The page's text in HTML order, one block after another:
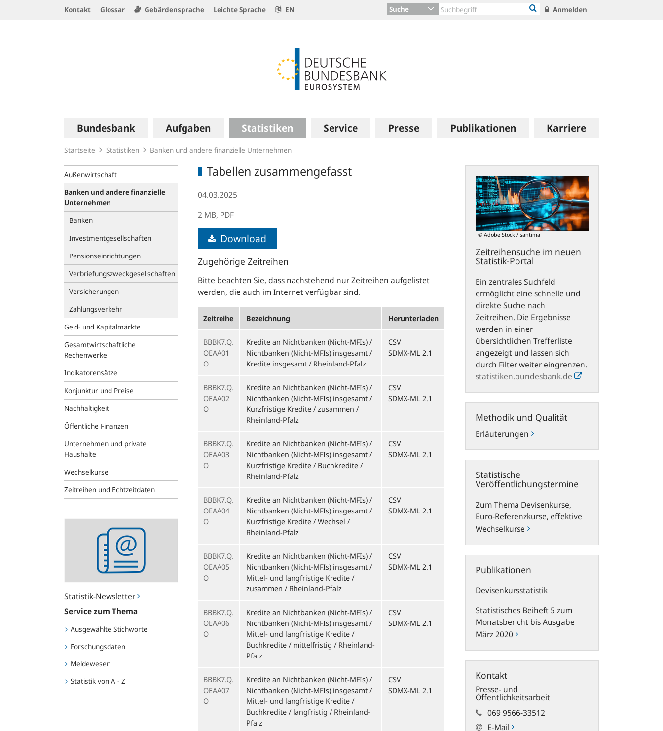
Kontakt Glossar Gebärdensprache Leichte Sprache EN Suche Anmelden
Hauptnavigation
Bundesbank Aufgaben Statistiken Service Presse Publikationen Karriere
Startseite Statistiken Banken und andere finanzielle Unternehmen
Außenwirtschaft
Banken und andere finanzielle
Unternehmen
Banken
Investmentgesellschaften
Pensionseinrichtungen
Verbriefungszweckgesellschaften
Versicherungen
Zahlungsverkehr
Geld- und Kapitalmärkte
Gesamtwirtschaftliche
Rechenwerke
Indikatorensätze
Konjunktur und Preise
Nachhaltigkeit
Öffentliche Finanzen
Unternehmen und private
Haushalte
Wechselkurse
Zeitreihen und Echtzeitdaten
Statistik-Newsletter
Newsletter
Service zum Thema
Ausgewählte Stichworte
Forschungsdaten
Meldewesen
Statistik von A - Z
Tabellen zusammengefasst
04.03.2025
2 MB, PDF
Download
Zugehörige Zeitreihen
Bitte beachten Sie, dass nachstehend nur Zeitreihen aufgelistet
werden, die auch im Internet verfügbar sind.
Zeitreihe Bezeichnung Herunterladen
BBBK7.Q.
OEAA01
O
Kredite an Nichtbanken (Nicht-MFIs) /
Nichtbanken (Nicht-MFIs) insgesamt /
Kredite insgesamt / Rheinland-Pfalz
CSV
SDMX-ML 2.1
BBBK7.Q.
OEAA02
O
Kredite an Nichtbanken (Nicht-MFIs) /
Nichtbanken (Nicht-MFIs) insgesamt /
Kurzfristige Kredite / zusammen /
Rheinland-Pfalz
CSV
SDMX-ML 2.1
BBBK7.Q.
OEAA03
O
Kredite an Nichtbanken (Nicht-MFIs) /
Nichtbanken (Nicht-MFIs) insgesamt /
Kurzfristige Kredite / Buchkredite /
Rheinland-Pfalz
CSV
SDMX-ML 2.1
BBBK7.Q.
OEAA04
O
Kredite an Nichtbanken (Nicht-MFIs) /
Nichtbanken (Nicht-MFIs) insgesamt /
Kurzfristige Kredite / Wechsel /
Rheinland-Pfalz
CSV
SDMX-ML 2.1
BBBK7.Q.
OEAA05
O
Kredite an Nichtbanken (Nicht-MFIs) /
Nichtbanken (Nicht-MFIs) insgesamt /
Mittel- und langfristige Kredite /
zusammen / Rheinland-Pfalz
CSV
SDMX-ML 2.1
BBBK7.Q.
OEAA06
O
Kredite an Nichtbanken (Nicht-MFIs) /
Nichtbanken (Nicht-MFIs) insgesamt /
Mittel- und langfristige Kredite /
Buchkredite / mittelfristig / Rheinland-
Pfalz
CSV
SDMX-ML 2.1
BBBK7.Q.
OEAA07
O
Kredite an Nichtbanken (Nicht-MFIs) /
Nichtbanken (Nicht-MFIs) insgesamt /
Mittel- und langfristige Kredite /
Buchkredite / langfristig / Rheinland-
Pfalz
CSV
SDMX-ML 2.1
© Adobe Stock / santima
Zeitreihensuche im neuen
Statistik-Portal
Ein zentrales Suchfeld
ermöglicht eine schnelle und
direkte Suche nach
Zeitreihen. Die Ergebnisse
werden in einer
übersichtlichen Trefferliste
angezeigt und lassen sich
durch Filter weiter eingrenzen.
statistiken.bundesbank.de
Methodik und Qualität
Erläuterungen
und
Qualität
Statistische
Veröffentlichungstermine
Zum Thema Devisenkurse,
Euro-Referenzkurse, effektive
Wechselkurse
Veröffentlichungstermine
Publikationen
Devisenkursstatistik
Statistisches Beiheft 5 zum
Monatsbericht bis Ausgabe
März 2020
Kontakt
Presse- und
Öffentlichkeitsarbeit
069 9566-33512
E-Mail